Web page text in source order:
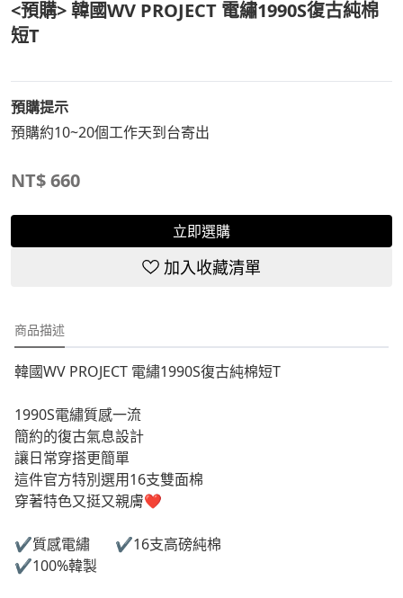
<預購> 韓國WV PROJECT 電繡1990S復古純棉
短T
預購提示
預購約10~20個工作天到台寄出
NT$660
立即選購
加入收藏清單
商品描述
韓國WV PROJECT 電繡1990S復古純棉短T
1990S電繡質感一流
簡約的復古氣息設計
讓日常穿搭更簡單
這件官方特別選用16支雙面棉
穿著特色又挺又親膚❤️
✔️質感電繡 ✔️16支高磅純棉
✔️100%韓製